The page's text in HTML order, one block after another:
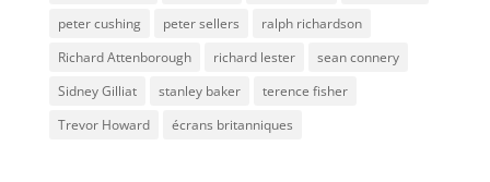
peter cushing
peter sellers
ralph richardson
Richard Attenborough
richard lester
sean connery
Sidney Gilliat
stanley baker
terence fisher
Trevor Howard
écrans britanniques